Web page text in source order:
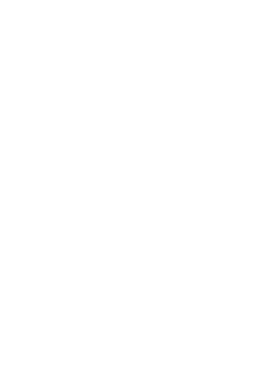
제 89조]에 따라 아래와